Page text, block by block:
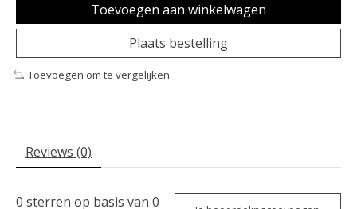
Toevoegen aan winkelwagen
Plaats bestelling
Toevoegen om te vergelijken
Reviews (0)
0 sterren op basis van 0